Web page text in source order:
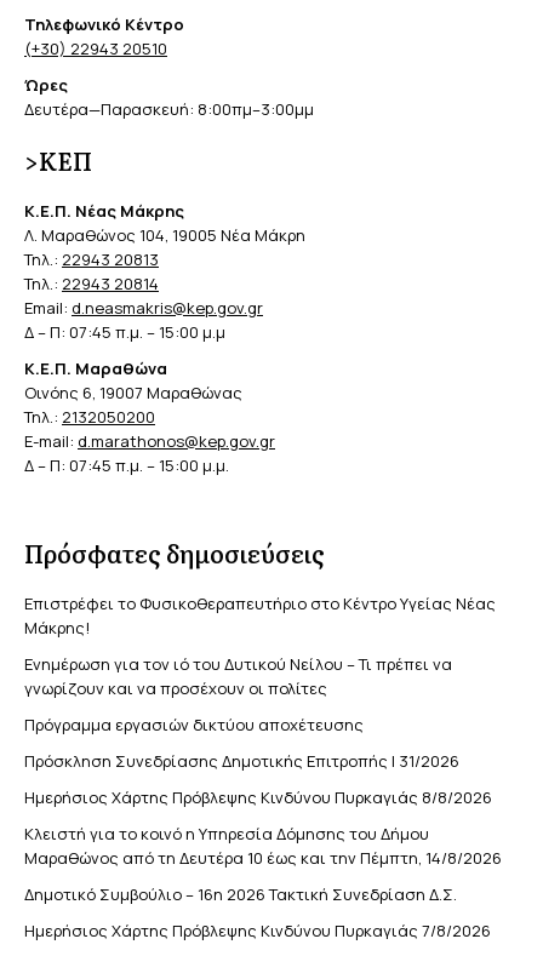
Τηλεφωνικό Κέντρο
(+30) 22943 20510
Ώρες
Δευτέρα—Παρασκευή: 8:00πμ–3:00μμ
>ΚΕΠ
Κ.Ε.Π. Νέας Μάκρης
Λ. Μαραθώνος 104, 19005 Νέα Μάκρη
Τηλ.: 22943 20813
Τηλ.: 22943 20814
Email: d.neasmakris@kep.gov.gr
Δ – Π: 07:45 π.μ. – 15:00 μ.μ
Κ.Ε.Π. Μαραθώνα
Οινόης 6, 19007 Μαραθώνας
Τηλ.: 2132050200
E-mail: d.marathonos@kep.gov.gr
Δ – Π: 07:45 π.μ. – 15:00 μ.μ.
Πρόσφατες δημοσιεύσεις
Επιστρέφει το Φυσικοθεραπευτήριο στο Κέντρο Υγείας Νέας
Μάκρης!
Ενημέρωση για τον ιό του Δυτικού Νείλου – Τι πρέπει να
γνωρίζουν και να προσέχουν οι πολίτες
Πρόγραμμα εργασιών δικτύου αποχέτευσης
Πρόσκληση Συνεδρίασης Δημοτικής Επιτροπής | 31/2026
Ημερήσιος Χάρτης Πρόβλεψης Κινδύνου Πυρκαγιάς 8/8/2026
Κλειστή για το κοινό η Υπηρεσία Δόμησης του Δήμου
Μαραθώνος από τη Δευτέρα 10 έως και την Πέμπτη, 14/8/2026
Δημοτικό Συμβούλιο – 16η 2026 Τακτική Συνεδρίαση Δ.Σ.
Ημερήσιος Χάρτης Πρόβλεψης Κινδύνου Πυρκαγιάς 7/8/2026